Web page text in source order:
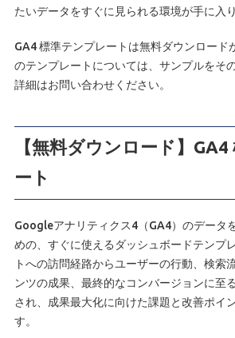
たいデータをすぐに見られる環境が手に入り
GA4 標準テンプレートは無料ダウンロード
のテンプレートについては、サンプルをそ
詳細はお問い合わせください。
【無料ダウンロード】
ート
Googleアナリティクス4（GA4）のデータ
めの、すぐに使えるダッシュボードテンプ
トへの訪問経路からユーザーの行動、検索
ンツの成果、最終的なコンバージョンに至
され、成果最大化に向けた課題と改善ポイ
す。